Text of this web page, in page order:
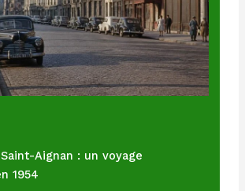
Aignan : un voyage
1954